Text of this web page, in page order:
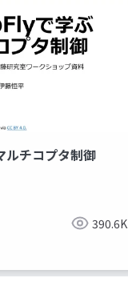
チコプタ制御
390.6K